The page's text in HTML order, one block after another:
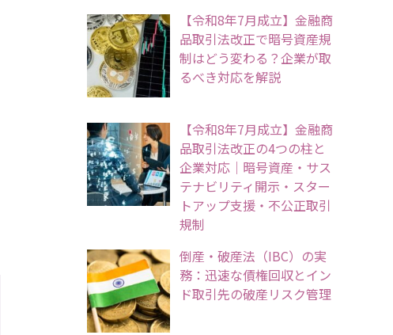
【令和8年7月成立】金融商
品取引法改正で暗号資産規
制はどう変わる？企業が取
るべき対応を解説
【令和8年7月成立】金融商
品取引法改正の4つの柱と
企業対応｜暗号資産・サス
テナビリティ開示・スター
トアップ支援・不公正取引
規制
倒産・破産法（IBC）の実
務：迅速な債権回収とイン
ド取引先の破産リスク管理